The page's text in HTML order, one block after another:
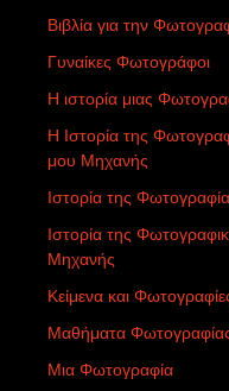
Βιβλία για την
Γυναίκες Φωτογράφοι
Η ιστορία μιας
Η Ιστορία της
μου Μηχανής
Ιστορία της
Ιστορία της
Μηχανής
Κείμενα και
Μαθήματα
Μια Φωτογραφία